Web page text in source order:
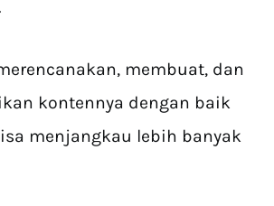
membuat, dan
kontennya dengan baik
menjangkau lebih banyak